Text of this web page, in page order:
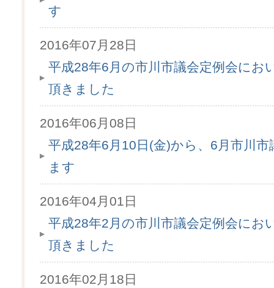
す
2016年07月28日
平成28年6月の市川市議会定例会にお
頂きました
2016年06月08日
平成28年6月10日(金)から、6月市川
ます
2016年04月01日
平成28年2月の市川市議会定例会にお
頂きました
2016年02月18日